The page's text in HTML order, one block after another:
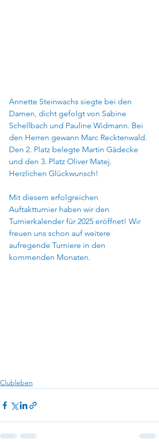
Annette Steinwachs siegte bei den
Damen, dicht gefolgt von Sabine
Schellbach und Pauline Widmann. Bei
den Herren gewann Marc Recktenwald.
Den 2. Platz belegte Martin Gädecke
und den 3. Platz Oliver Matej.
Herzlichen Glückwunsch!
Mit diesem erfolgreichen
Auftaktturnier haben wir den
Turnierkalender für 2025 eröffnet! Wir
freuen uns schon auf weitere
aufregende Turniere in den
kommenden Monaten.
Clubleben